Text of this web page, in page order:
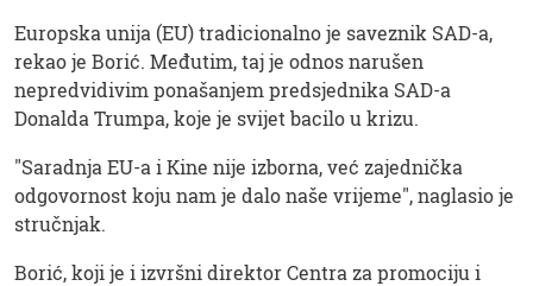
Europska unija (EU) tradicionalno je saveznik SAD-a,
rekao je Borić. Međutim, taj je odnos narušen
nepredvidivim ponašanjem predsjednika SAD-a
Donalda Trumpa, koje je svijet bacilo u krizu.
"Saradnja EU-a i Kine nije izborna, već zajednička
odgovornost koju nam je dalo naše vrijeme", naglasio je
stručnjak.
Borić, koji je i izvršni direktor Centra za promociju i